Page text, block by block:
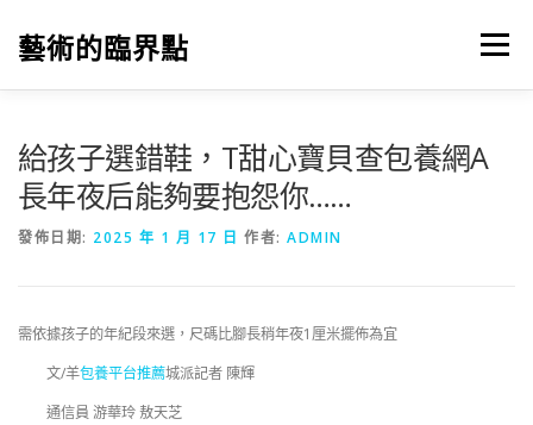
藝術的臨界點 選單
給孩子選錯鞋，T甜心寶貝查包養網A
長年夜后能夠要抱怨你……
發佈日期: 2025 年 1 月 17 日 作者: ADMIN
需依據孩子的年紀段來選，尺碼比腳長稍年夜1厘米擺佈為宜
文/羊包養平台推薦城派記者 陳輝
通信員 游華玲 敖天芝